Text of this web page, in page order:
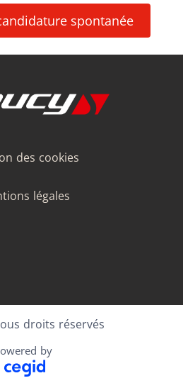
spontanée
des cookies
légales
droits réservés
by